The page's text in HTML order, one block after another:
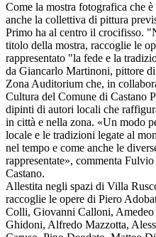
Come la mostra fotografica che
anche la collettiva di pittura
Primo ha al centro il crocifisso.
titolo della mostra, raccoglie le
rappresentato "la fede e la
da Giancarlo Martinoni, pittore
Zona Auditorium che, in
Cultura del Comune di Castano
dipinti di autori locali che
in città e nella zona. «Un modo
locale e le tradizioni legate al
nel tempo e come anche le
rappresentate», commenta
Castano.
Allestita negli spazi di Villa
raccoglie le opere di Piero
Colli, Giovanni Calloni,
Ghidoni, Alfredo Mazzotta,